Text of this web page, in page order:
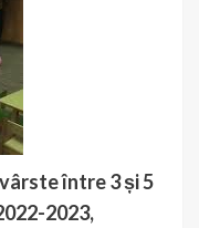
între 3 și 5
2023,